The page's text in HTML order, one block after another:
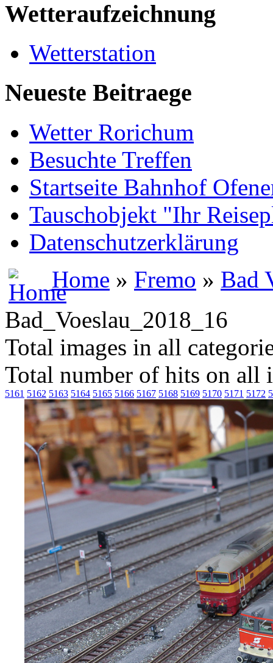
Wetteraufzeichnung
Wetterstation
Neueste Beitraege
Wetter Rorichum
Besuchte Treffen
Startseite Bahnhof
Tauschobjekt "Ihr
Datenschutzerklärung
Home » Fremo » Bad
Bad_Voeslau_2018_16
Total images in all
Total number of hits on all
5161 5162 5163 5164 5165 5166 5167 5168 5169 5170 5171 5172